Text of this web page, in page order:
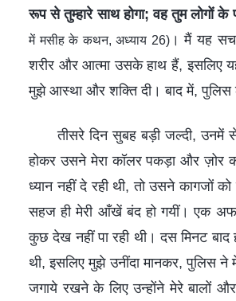
रूप से तुम्हारे साथ होगा; वह तुम लोगों के
में मसीह के कथन, अध्याय 26)। मैं यह सच
शरीर और आत्मा उसके हाथ हैं, इसलिए
मुझे आस्था और शक्ति दी। बाद में, पुलिस
तीसरे दिन सुबह बड़ी जल्दी,
होकर उसने मेरा कॉलर पकड़ा और ज़ोर
ध्यान नहीं दे रही थी, तो उसने कागजों
सहज ही मेरी आँखें बंद हो गयीं। एक
कुछ देख नहीं पा रही थी। दस मिनट बाद
थी, इसलिए मुझे उनींदा मानकर, पुलिस ने
जगाये रखने के लिए उन्होंने मेरे बालों